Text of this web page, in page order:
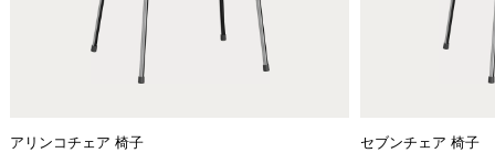
アリンコチェア 椅子 セブンチェア 椅子